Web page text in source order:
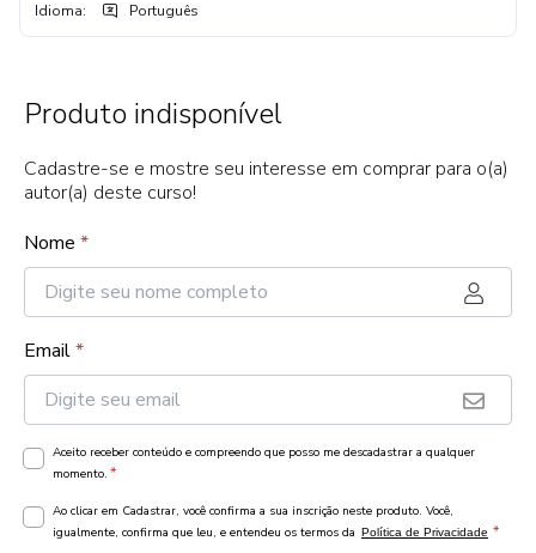
Idioma: Português
Produto indisponível
Cadastre-se e mostre seu interesse em comprar para o(a)
autor(a) deste curso!
Nome *
Email*
Aceito receber conteúdo e compreendo que posso me descadastrar a qualquer
momento. *
Ao clicar em Cadastrar, você confirma a sua inscrição neste produto. Você,
igualmente, confirma que leu, e entendeu os termos da Política de Privacidade *